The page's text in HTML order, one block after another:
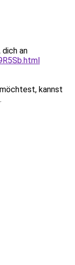
an
kannst
.